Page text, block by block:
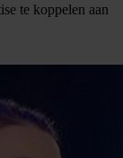
te koppelen aan